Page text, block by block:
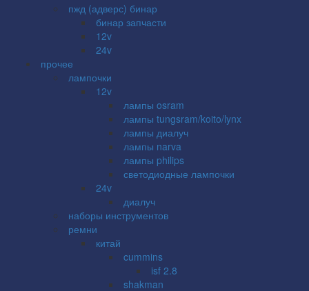
пжд (адверс) бинар
бинар запчасти
12v
24v
прочее
лампочки
12v
лампы osram
лампы tungsram/koito/lynx
лампы диалуч
лампы narva
лампы philips
светодиодные лампочки
24v
диалуч
наборы инструментов
ремни
китай
cummins
isf 2.8
shakman